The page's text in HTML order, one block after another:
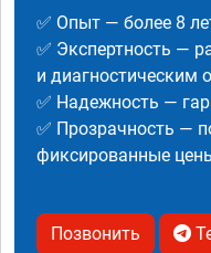
✅ Опыт — более 8
✅ Экспертность —
и диагностическим
✅ Надежность —
✅ Прозрачность —
фиксированные
Позвонить